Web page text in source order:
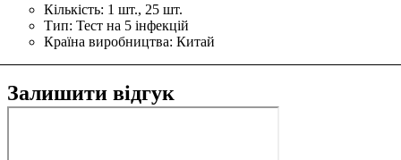
Кількість: 1 шт., 25 шт.
Тип: Тест на 5 інфекцій
Країна виробництва: Китай
Залишити відгук